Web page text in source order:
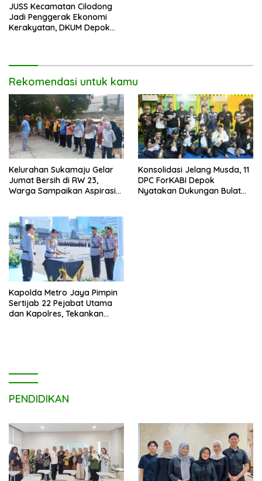
JUSS Kecamatan Cilodong
Jadi Penggerak Ekonomi
Kerakyatan, DKUM Depok
Rekomendasi untuk kamu
Kelurahan Sukamaju Gelar
Jumat Bersih di RW 23,
Warga Sampaikan Aspirasi
Konsolidasi Jelang Musda, 11
DPC ForKABI Depok
Nyatakan Dukungan Bulat
Kapolda Metro Jaya Pimpin
Sertijab 22 Pejabat Utama
dan Kapolres, Tekankan
PENDIDIKAN